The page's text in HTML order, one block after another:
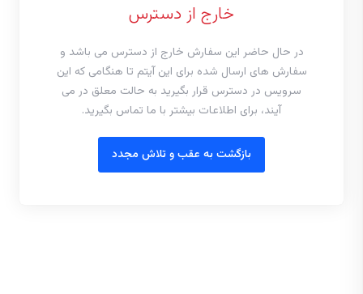
خارج از دسترس
در حال حاضر این سفارش خارج از دسترس می باشد و
سفارش های ارسال شده برای این آیتم تا هنگامی که این
سرویس در دسترس قرار بگیرید به حالت معلق در می
آیند، برای اطلاعات بیشتر با ما تماس بگیرید.
بازگشت به عقب و تلاش مجدد